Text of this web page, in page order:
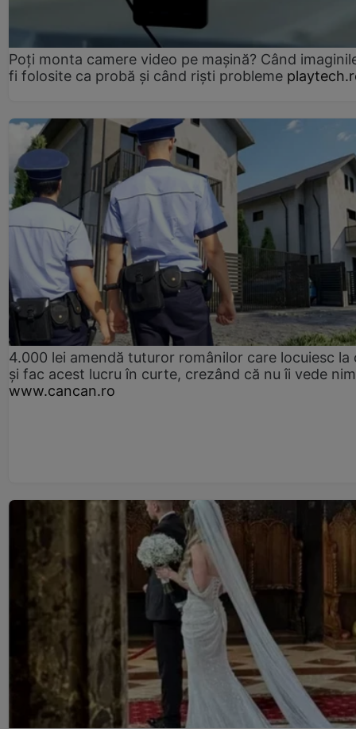
Poți monta camere video pe mașină? Când
fi folosite ca probă și când riști probleme
4.000 lei amendă tuturor românilor care locuiesc la
și fac acest lucru în curte, crezând că nu îi vede
www.cancan.ro